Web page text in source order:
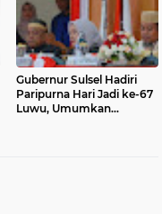
Gubernur Sulsel Hadiri
Paripurna Hari Jadi ke-67
Luwu, Umumkan